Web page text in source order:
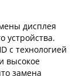
дисплея
устройства.
с технологией
высокое
замена